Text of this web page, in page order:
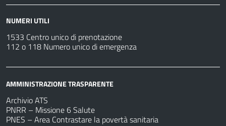
NUMERI UTILI
1533 Centro unico di prenotazione
112 o 118 Numero unico di emergenza
AMMINISTRAZIONE TRASPARENTE
Archivio ATS
PNRR – Missione 6 Salute
PNES – Area Contrastare la povertà sanitaria